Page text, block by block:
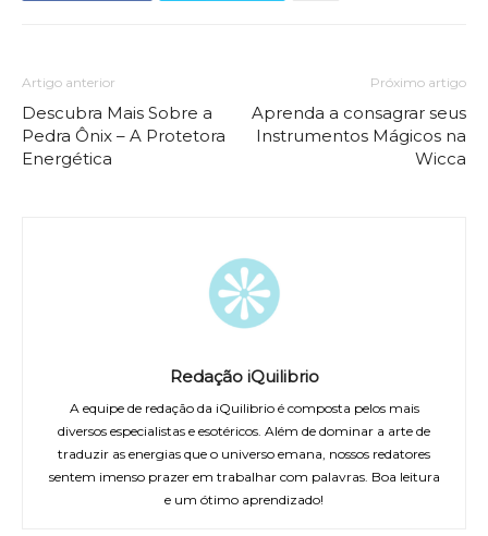
Artigo anterior
Descubra Mais Sobre a
Pedra Ônix – A Protetora
Energética
Próximo artigo
Aprenda a consagrar seus
Instrumentos Mágicos na
Wicca
Redação iQuilibrio
A equipe de redação da iQuilibrio é composta pelos mais
diversos especialistas e esotéricos. Além de dominar a arte de
traduzir as energias que o universo emana, nossos redatores
sentem imenso prazer em trabalhar com palavras. Boa leitura
e um ótimo aprendizado!